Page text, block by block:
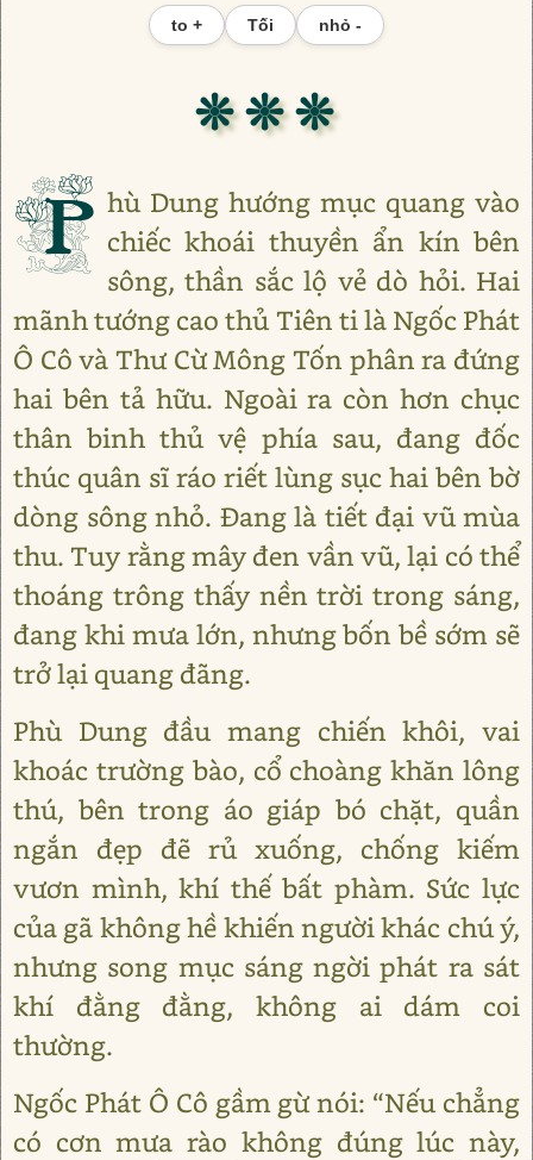
to + Tối nhỏ -
❊ ❊ ❊
P hù Dung hướng mục quang vào
chiếc khoái thuyền ẩn kín bên
sông, thần sắc lộ vẻ dò hỏi. Hai
mãnh tướng cao thủ Tiên ti là Ngốc Phát
Ô Cô và Thư Cừ Mông Tốn phân ra đứng
hai bên tả hữu. Ngoài ra còn hơn chục
thân binh thủ vệ phía sau, đang đốc
thúc quân sĩ ráo riết lùng sục hai bên bờ
dòng sông nhỏ. Đang là tiết đại vũ mùa
thu. Tuy rằng mây đen vần vũ, lại có thể
thoáng trông thấy nền trời trong sáng,
đang khi mưa lớn, nhưng bốn bề sớm sẽ
trở lại quang đãng.
Phù Dung đầu mang chiến khôi, vai
khoác trường bào, cổ choàng khăn lông
thú, bên trong áo giáp bó chặt, quần
ngắn đẹp đẽ rủ xuống, chống kiếm
vươn mình, khí thế bất phàm. Sức lực
của gã không hề khiến người khác chú ý,
nhưng song mục sáng ngời phát ra sát
khí đằng đằng, không ai dám coi
thường.
Ngốc Phát Ô Cô gầm gừ nói: “Nếu chẳng
có cơn mưa rào không đúng lúc này,